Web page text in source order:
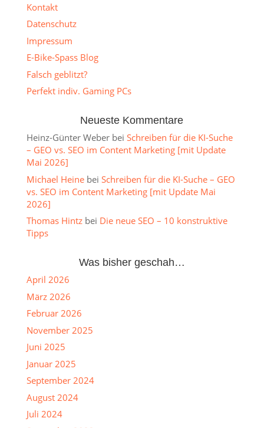
Kontakt
Datenschutz
Impressum
E-Bike-Spass Blog
Falsch geblitzt?
Perfekt indiv. Gaming PCs
Neueste Kommentare
Heinz-Günter Weberbei Schreiben für die KI-Suche
– GEO vs. SEO im Content Marketing [mit Update
Mai 2026]
Michael Heinebei Schreiben für die KI-Suche – GEO
vs. SEO im Content Marketing [mit Update Mai
2026]
Thomas Hintzbei Die neue SEO – 10 konstruktive
Tipps
Was bisher geschah…
April 2026
März 2026
Februar 2026
November 2025
Juni 2025
Januar 2025
September 2024
August 2024
Juli 2024